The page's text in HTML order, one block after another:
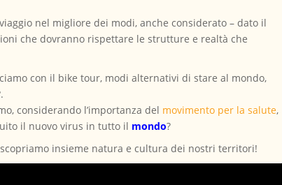
nel migliore dei modi, anche considerato – dato il
che dovranno rispettare le strutture e realtà che
con il bike tour, modi alternativi di stare al mondo,
considerando l’importanza del movimento per la salute,
il nuovo virus in tutto il mondo?
insieme natura e cultura dei nostri territori!